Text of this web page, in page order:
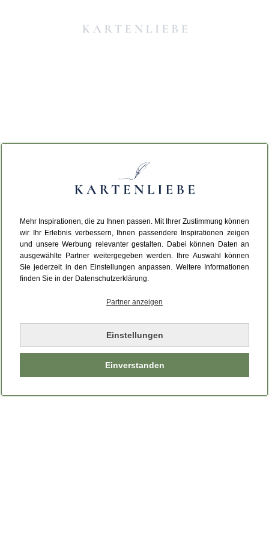
Mehr Inspirationen, die zu Ihnen passen. Mit Ihrer Zustimmung können
wir Ihr Erlebnis verbessern, Ihnen passendere Inspirationen zeigen
und unsere Werbung relevanter gestalten. Dabei können Daten an
ausgewählte Partner weitergegeben werden. Ihre Auswahl können
Sie jederzeit in den Einstellungen anpassen. Weitere Informationen
finden Sie in der Datenschutzerklärung.
Partner anzeigen
Einstellungen
Einverstanden
Da ist etwas schiefgelaufen.
Leider ist ein technischer Fehler aufgetreten.
Bitte laden Sie die Seite neu.